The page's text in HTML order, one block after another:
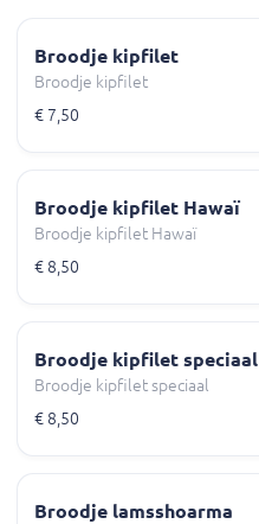
Broodje kipfilet
Broodje kipfilet
€ 7,50
Broodje kipfilet Hawaï
Broodje kipfilet Hawaï
€ 8,50
Broodje kipfilet speciaal
Broodje kipfilet speciaal
€ 8,50
Broodje lamsshoarma